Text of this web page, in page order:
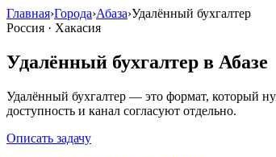
Главная›Города›Абаза›Удалённый бухгалтер
Россия · Хакасия
Удалённый бухгалтер в Абазе
Удалённый бухгалтер — это формат, который
доступность и канал согласуют отдельно.
Описать задачу